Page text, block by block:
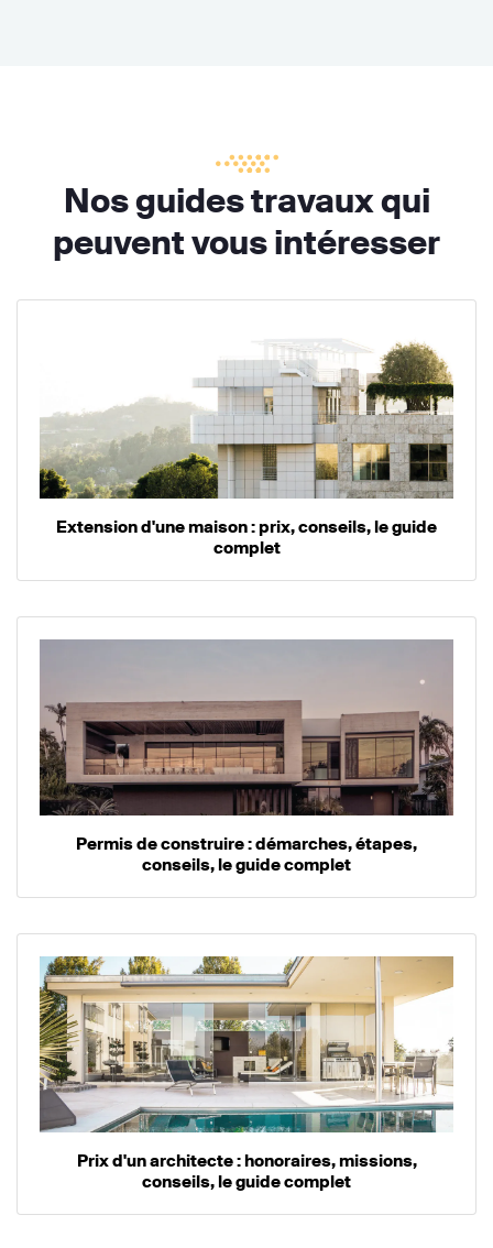
Nos guides travaux qui
peuvent vous intéresser
Extension d'une maison : prix, conseils, le guide
complet
Permis de construire : démarches, étapes,
conseils, le guide complet
Prix d'un architecte : honoraires, missions,
conseils, le guide complet